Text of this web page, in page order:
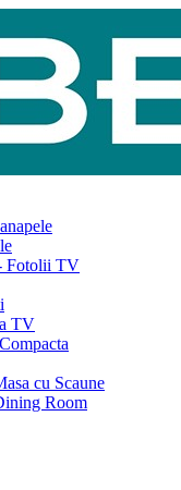
Fotolii TV
TV
cu Scaune
Room